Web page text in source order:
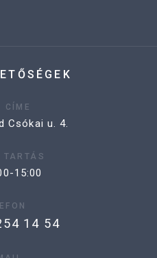
CÍME
Csókai u. 4.
TARTÁS
15:00
14 54